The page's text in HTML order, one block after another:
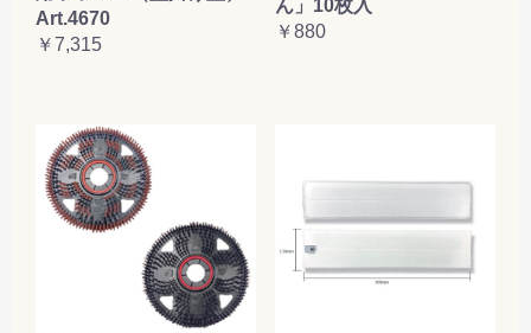
Art.4670
￥7,315
ん」10枚入
￥880